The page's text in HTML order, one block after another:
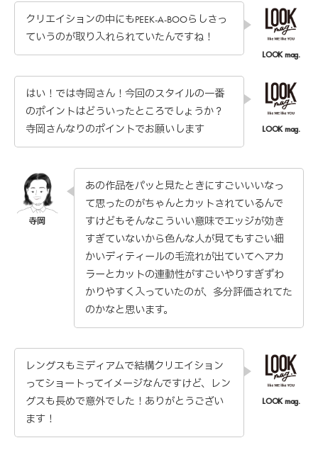
クリエイションの中にもPEEK-A-BOOらしさっ
ていうのが取り入れられていたんですね！
はい！では寺岡さん！今回のスタイルの一番
のポイントはどういったところでしょうか？
寺岡さんなりのポイントでお願いします
あの作品をパッと見たときにすごいいいなっ
て思ったのがちゃんとカットされているんで
すけどもそんなこういい意味でエッジが効き
すぎていないから色んな人が見てもすごい細
かいディティールの毛流れが出ていてヘアカ
ラーとカットの連動性がすごいやりすぎずわ
かりやすく入っていたのが、多分評価されてた
のかなと思います。
レングスもミディアムで結構クリエイション
ってショートってイメージなんですけど、レン
グスも長めで意外でした！ありがとうござい
ます！